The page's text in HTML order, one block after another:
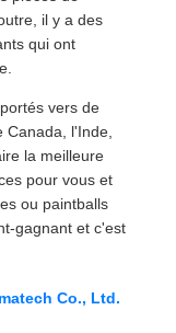
il y a des
qui ont
vers de
Canada, l'Inde,
la meilleure
pour vous et
ou paintballs
gagnant et c'est
Co., Ltd.